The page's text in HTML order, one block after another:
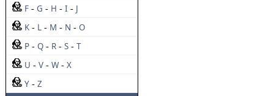
F - G - H - I - J
K - L - M - N - O
P - Q - R - S - T
U - V - W - X
Y - Z